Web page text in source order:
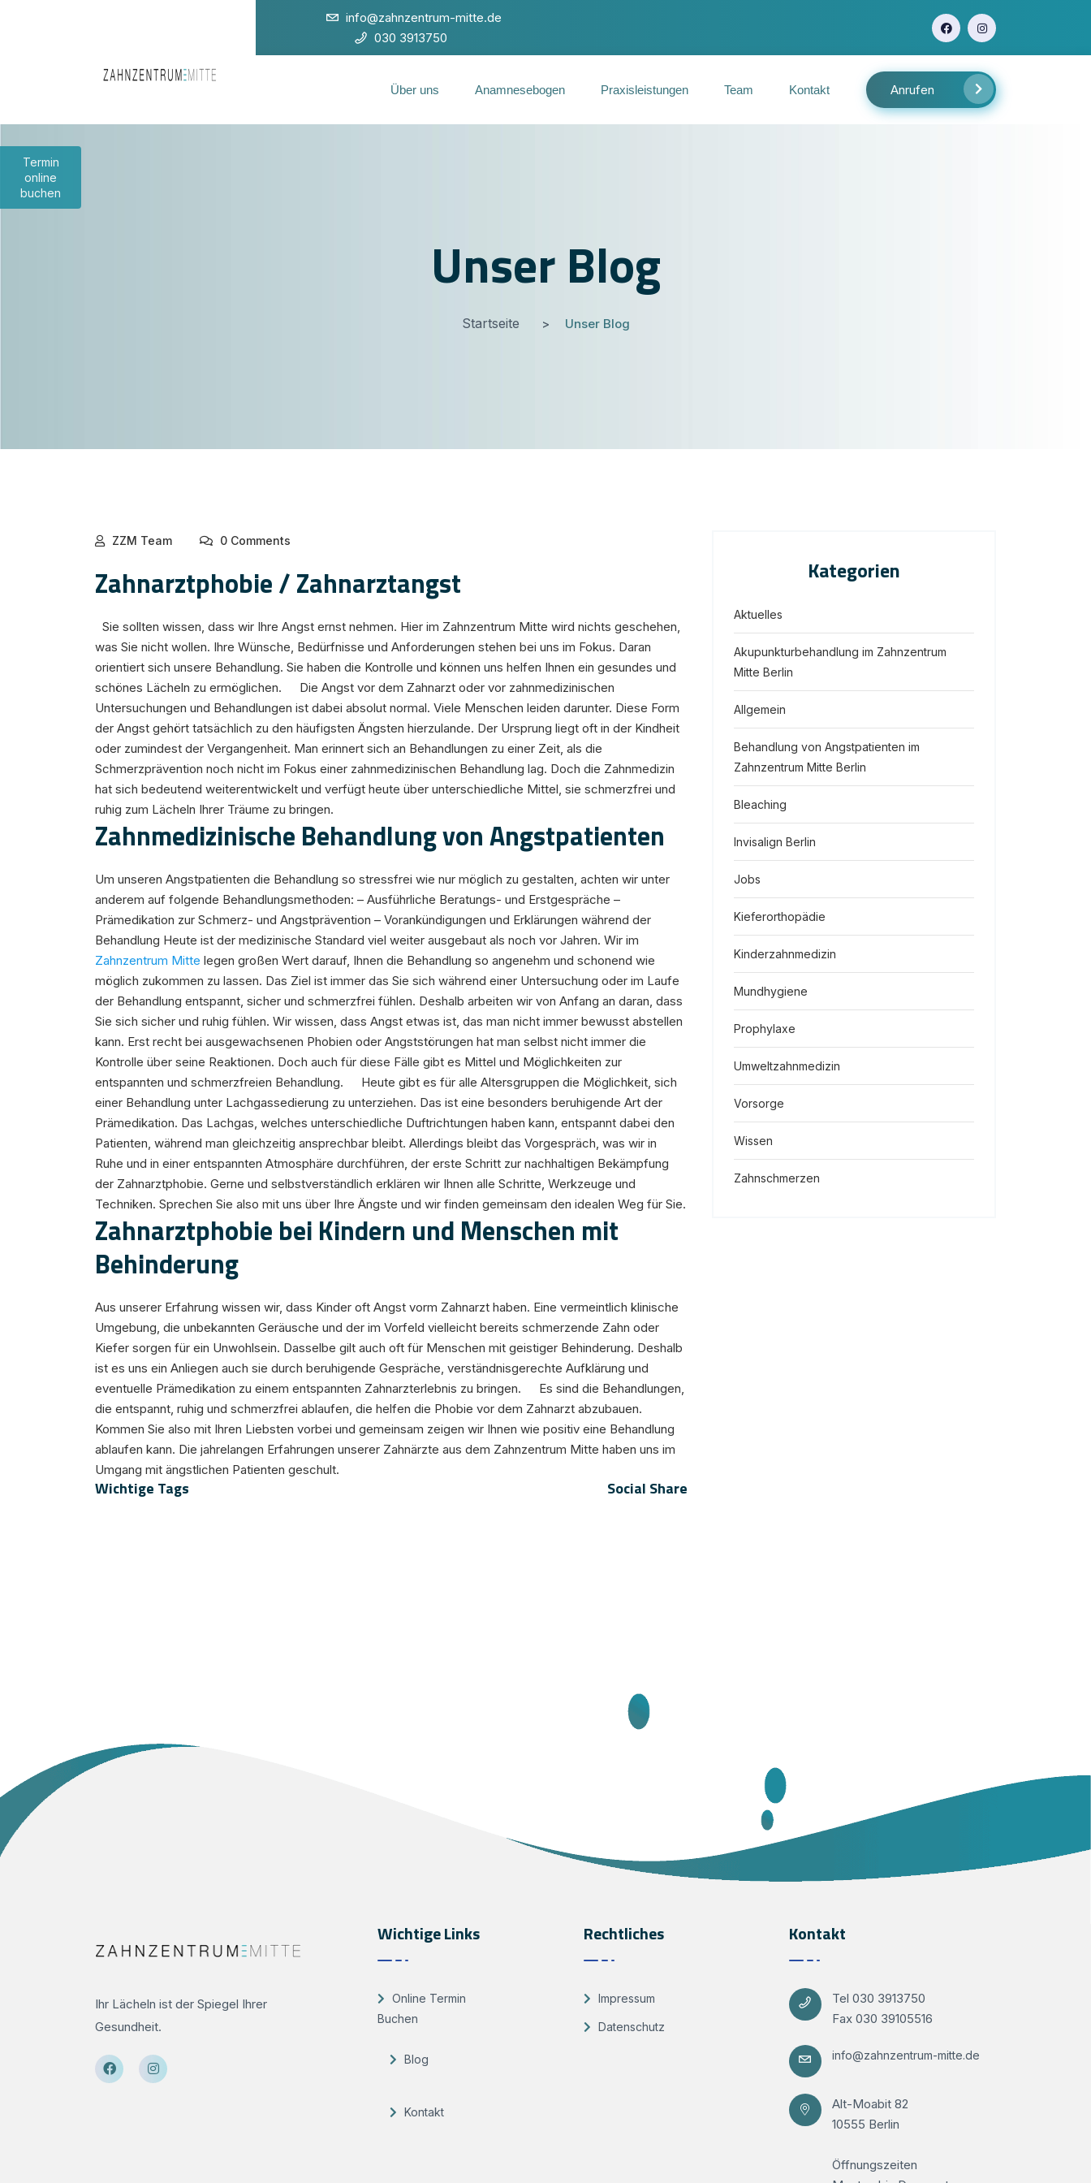
info@zahnzentrum-mitte.de
030 3913750
Über uns Anamnesebogen Praxisleistungen Team Kontakt Anrufen
Unser Blog
Startseite Unser Blog
ZZM Team 0 Comments
Zahnarztphobie / Zahnarztangst
Sie sollten wissen, dass wir Ihre Angst ernst nehmen. Hier im Zahnzentrum Mitte wird nichts geschehen,
was Sie nicht wollen. Ihre Wünsche, Bedürfnisse und Anforderungen stehen bei uns im Fokus. Daran
orientiert sich unsere Behandlung. Sie haben die Kontrolle und können uns helfen Ihnen ein gesundes und
schönes Lächeln zu ermöglichen. Die Angst vor dem Zahnarzt oder vor zahnmedizinischen
Untersuchungen und Behandlungen ist dabei absolut normal. Viele Menschen leiden darunter. Diese Form
der Angst gehört tatsächlich zu den häufigsten Ängsten hierzulande. Der Ursprung liegt oft in der Kindheit
oder zumindest der Vergangenheit. Man erinnert sich an Behandlungen zu einer Zeit, als die
Schmerzprävention noch nicht im Fokus einer zahnmedizinischen Behandlung lag. Doch die Zahnmedizin
hat sich bedeutend weiterentwickelt und verfügt heute über unterschiedliche Mittel, sie schmerzfrei und
ruhig zum Lächeln Ihrer Träume zu bringen.
Zahnmedizinische Behandlung von Angstpatienten
Um unseren Angstpatienten die Behandlung so stressfrei wie nur möglich zu gestalten, achten wir unter
anderem auf folgende Behandlungsmethoden: – Ausführliche Beratungs- und Erstgespräche –
Prämedikation zur Schmerz- und Angstprävention – Vorankündigungen und Erklärungen während der
Behandlung Heute ist der medizinische Standard viel weiter ausgebaut als noch vor Jahren. Wir im
Zahnzentrum Mitte legen großen Wert darauf, Ihnen die Behandlung so angenehm und schonend wie
möglich zukommen zu lassen. Das Ziel ist immer das Sie sich während einer Untersuchung oder im Laufe
der Behandlung entspannt, sicher und schmerzfrei fühlen. Deshalb arbeiten wir von Anfang an daran, dass
Sie sich sicher und ruhig fühlen. Wir wissen, dass Angst etwas ist, das man nicht immer bewusst abstellen
kann. Erst recht bei ausgewachsenen Phobien oder Angststörungen hat man selbst nicht immer die
Kontrolle über seine Reaktionen. Doch auch für diese Fälle gibt es Mittel und Möglichkeiten zur
entspannten und schmerzfreien Behandlung. Heute gibt es für alle Altersgruppen die Möglichkeit, sich
einer Behandlung unter Lachgassedierung zu unterziehen. Das ist eine besonders beruhigende Art der
Prämedikation. Das Lachgas, welches unterschiedliche Duftrichtungen haben kann, entspannt dabei den
Patienten, während man gleichzeitig ansprechbar bleibt. Allerdings bleibt das Vorgespräch, was wir in
Ruhe und in einer entspannten Atmosphäre durchführen, der erste Schritt zur nachhaltigen Bekämpfung
der Zahnarztphobie. Gerne und selbstverständlich erklären wir Ihnen alle Schritte, Werkzeuge und
Techniken. Sprechen Sie also mit uns über Ihre Ängste und wir finden gemeinsam den idealen Weg für Sie.
Zahnarztphobie bei Kindern und Menschen mit
Behinderung
Aus unserer Erfahrung wissen wir, dass Kinder oft Angst vorm Zahnarzt haben. Eine vermeintlich klinische
Umgebung, die unbekannten Geräusche und der im Vorfeld vielleicht bereits schmerzende Zahn oder
Kiefer sorgen für ein Unwohlsein. Dasselbe gilt auch oft für Menschen mit geistiger Behinderung. Deshalb
ist es uns ein Anliegen auch sie durch beruhigende Gespräche, verständnisgerechte Aufklärung und
eventuelle Prämedikation zu einem entspannten Zahnarzterlebnis zu bringen. Es sind die Behandlungen,
die entspannt, ruhig und schmerzfrei ablaufen, die helfen die Phobie vor dem Zahnarzt abzubauen.
Kommen Sie also mit Ihren Liebsten vorbei und gemeinsam zeigen wir Ihnen wie positiv eine Behandlung
ablaufen kann. Die jahrelangen Erfahrungen unserer Zahnärzte aus dem Zahnzentrum Mitte haben uns im
Umgang mit ängstlichen Patienten geschult.
Wichtige Tags Social Share
Kategorien
Aktuelles
Akupunkturbehandlung im Zahnzentrum
Mitte Berlin
Allgemein
Behandlung von Angstpatienten im
Zahnzentrum Mitte Berlin
Bleaching
Invisalign Berlin
Jobs
Kieferorthopädie
Kinderzahnmedizin
Mundhygiene
Prophylaxe
Umweltzahnmedizin
Vorsorge
Wissen
Zahnschmerzen
Ihr Lächeln ist der Spiegel Ihrer
Gesundheit.
Wichtige Links
Online Termin
Buchen
Blog
Kontakt
Termin
online
buchen
Rechtliches
Impressum
Datenschutz
Kontakt
Tel 030 3913750
Fax 030 39105516
info@zahnzentrum-mitte.de
Alt-Moabit 82
10555 Berlin
Öffnungszeiten